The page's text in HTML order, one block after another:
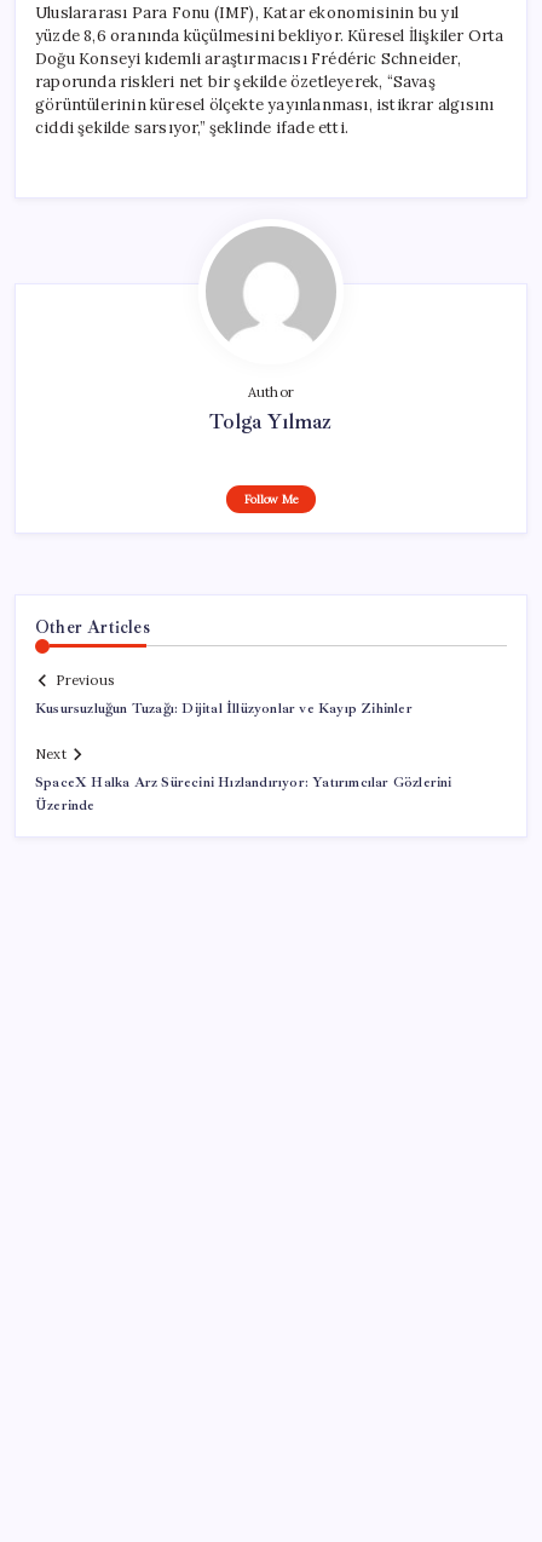
Uluslararası Para Fonu (IMF), Katar ekonomisinin bu yıl
yüzde 8,6 oranında küçülmesini bekliyor. Küresel İlişkiler Orta
Doğu Konseyi kıdemli araştırmacısı Frédéric Schneider,
raporunda riskleri net bir şekilde özetleyerek, “Savaş
görüntülerinin küresel ölçekte yayınlanması, istikrar algısını
ciddi şekilde sarsıyor,” şeklinde ifade etti.
Author
Tolga Yılmaz
Follow Me
Other Articles
Previous
Kusursuzluğun Tuzağı: Dijital İllüzyonlar ve Kayıp Zihinler
Next
SpaceX Halka Arz Sürecini Hızlandırıyor: Yatırımcılar Gözlerini
Üzerinde